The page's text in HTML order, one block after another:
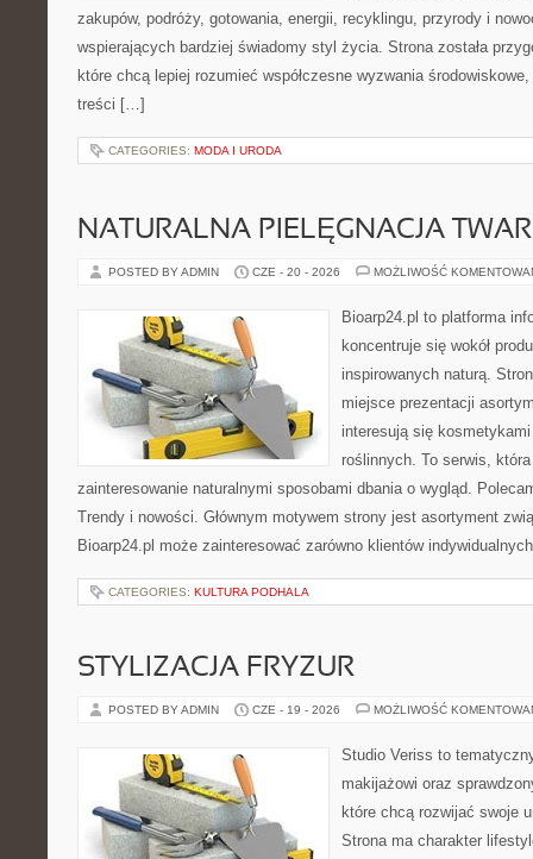
zakupów, podróży, gotowania, energii, recyklingu, przyrody i
wspierających bardziej świadomy styl życia. Strona została
które chcą lepiej rozumieć współczesne wyzwania
treści […]
CATEGORIES: MODA I URODA
NATURALNA PIELĘGNACJA
POSTED BY ADMIN CZE - 20 - 2026 MOŻLIWOŚĆ
Bioarp24.pl to platforma
koncentruje się wokół
inspirowanych naturą.
miejsce prezentacji
interesują się
roślinnych. To serwis,
zainteresowanie naturalnymi sposobami dbania o wygląd.
Trendy i nowości. Głównym motywem strony jest asortyment
Bioarp24.pl może zainteresować zarówno klientów
CATEGORIES: KULTURA PODHALA
STYLIZACJA FRYZUR
POSTED BY ADMIN CZE - 19 - 2026 MOŻLIWOŚĆ
Studio Veriss to
makijażowi oraz
które chcą rozwijać swoje
Strona ma charakter